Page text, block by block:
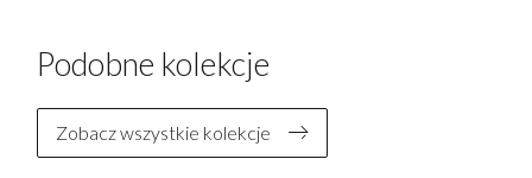
Podobne kolekcje
Zobacz wszystkie kolekcje